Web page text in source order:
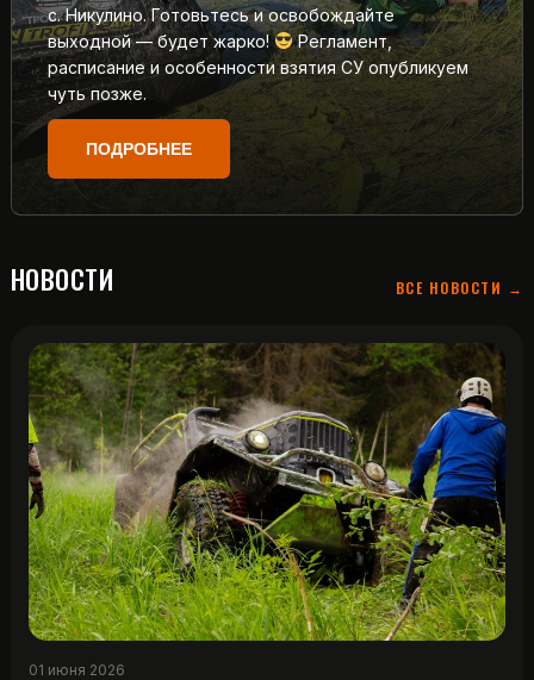
с. Никулино. Готовьтесь и освобождайте
выходной — будет жарко!
Регламент,
расписание и особенности взятия СУ опубликуем
чуть позже.
ПОДРОБНЕЕ
НОВОСТИ ВСЕ НОВОСТИ →
01 июня 2026